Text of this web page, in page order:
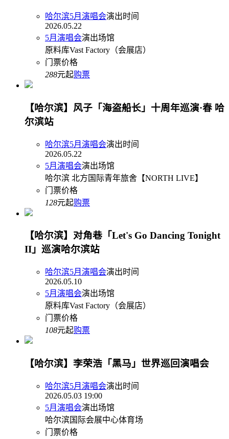
哈尔滨5月演唱会演出时间
2026.05.22
5月演唱会演出场馆
原料库Vast Factory（会展店）
门票价格
288元起购票
【哈尔滨】风子「海盗船长」十周年巡演·春 哈
尔滨站
哈尔滨5月演唱会演出时间
2026.05.22
5月演唱会演出场馆
哈尔滨 北方国际青年旅舍【NORTH LIVE】
门票价格
128元起购票
【哈尔滨】对角巷「Let's Go Dancing Tonight
II」巡演哈尔滨站
哈尔滨5月演唱会演出时间
2026.05.10
5月演唱会演出场馆
原料库Vast Factory（会展店）
门票价格
108元起购票
【哈尔滨】李荣浩「黑马」世界巡回演唱会
哈尔滨5月演唱会演出时间
2026.05.03 19:00
5月演唱会演出场馆
哈尔滨国际会展中心体育场
门票价格